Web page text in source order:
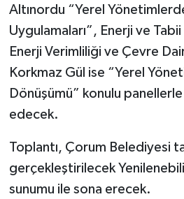
Altınordu “Yerel
Uygulamaları”, Enerji ve Tabii
Enerji Verimliliği ve Çevre
Korkmaz Gül ise “Yerel
Dönüşümü” konulu panellerle
edecek.
Toplantı, Çorum Belediyesi
gerçekleştirilecek
sunumu ile sona erecek.